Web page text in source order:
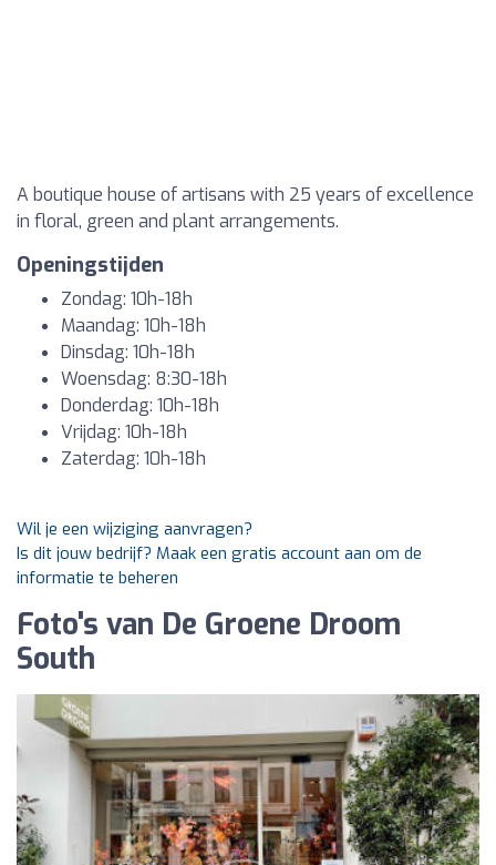
A boutique house of artisans with 25 years of excellence
in floral, green and plant arrangements.
Openingstijden
Zondag: 10h-18h
Maandag: 10h-18h
Dinsdag: 10h-18h
Woensdag: 8:30-18h
Donderdag: 10h-18h
Vrijdag: 10h-18h
Zaterdag: 10h-18h
Wil je een wijziging aanvragen?
Is dit jouw bedrijf? Maak een gratis account aan om de
informatie te beheren
Foto's van De Groene Droom
South